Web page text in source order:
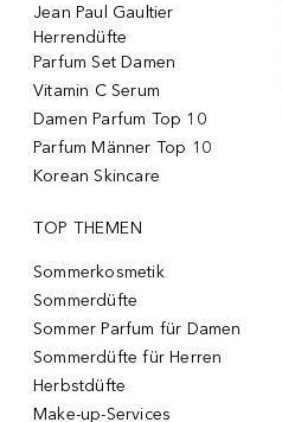
Jean Paul Gaultier
Herrendüfte
Parfum Set Damen
Vitamin C Serum
Damen Parfum Top 10
Parfum Männer Top 10
Korean Skincare
TOP THEMEN
Sommerkosmetik
Sommerdüfte
Sommer Parfum für Damen
Sommerdüfte für Herren
Herbstdüfte
Make-up-Services